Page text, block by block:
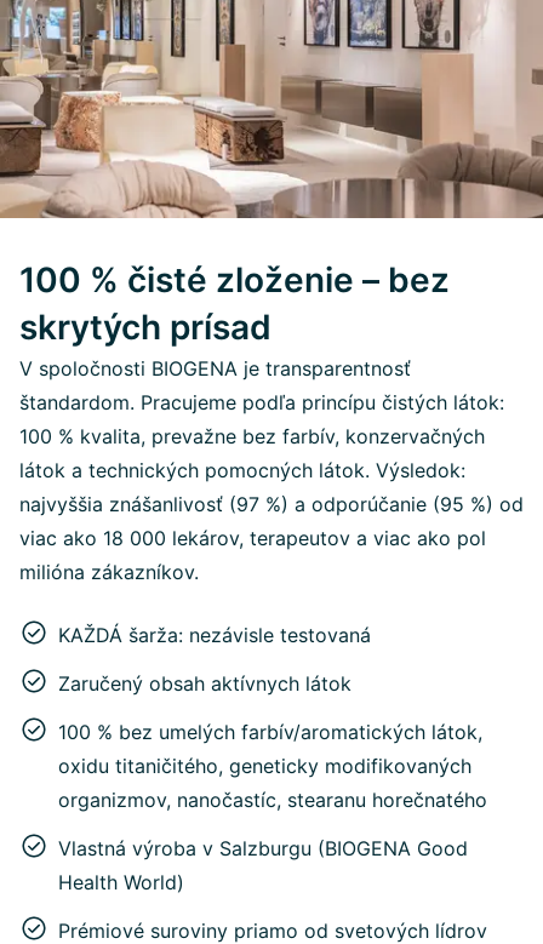
100 % čisté zloženie – bez
skrytých prísad
V spoločnosti BIOGENA je transparentnosť
štandardom. Pracujeme podľa princípu čistých látok:
100 % kvalita, prevažne bez farbív, konzervačných
látok a technických pomocných látok. Výsledok:
najvyššia znášanlivosť (97 %) a odporúčanie (95 %) od
viac ako 18 000 lekárov, terapeutov a viac ako pol
milióna zákazníkov.
KAŽDÁ šarža: nezávisle testovaná
Zaručený obsah aktívnych látok
100 % bez umelých farbív/aromatických látok,
oxidu titaničitého, geneticky modifikovaných
organizmov, nanočastíc, stearanu horečnatého
Vlastná výroba v Salzburgu (BIOGENA Good
Health World)
Prémiové suroviny priamo od svetových lídrov